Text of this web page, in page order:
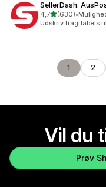
SellerDash:
4,7ud af 5 stjerner
(630)
630 anmeldelser i
•
Udskriv fragtlabels
1 2
Vil du
Prøv